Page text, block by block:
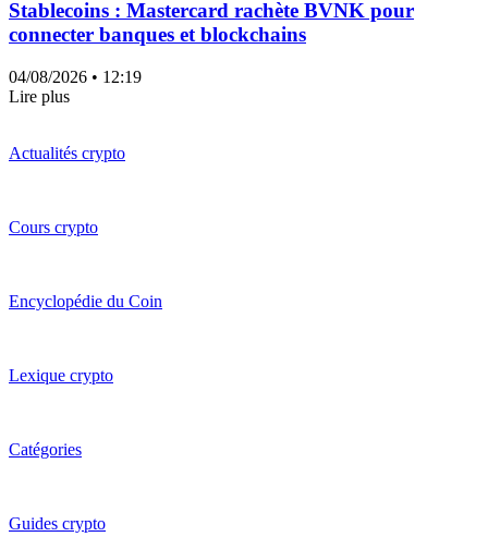
Stablecoins : Mastercard rachète BVNK pour
connecter banques et blockchains
04/08/2026 • 12:19
Lire plus
Actualités crypto
Cours crypto
Encyclopédie du Coin
Lexique crypto
Catégories
Guides crypto